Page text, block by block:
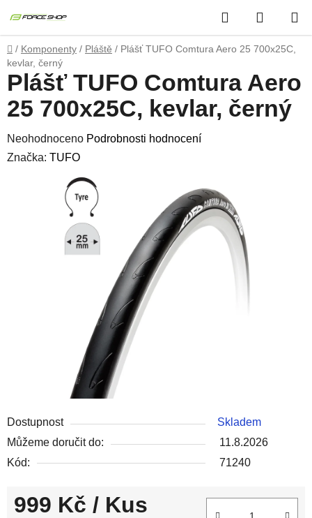
na
obsah
Hledat
KOŠÍK
Domů
/ Komponenty / Pláště / Plášť TUFO Comtura Aero 25 700x25C,
kevlar, černý
Dostupnost
Skladem
Můžeme doručit do:
11.8.2026
Kód:
71240
999 Kč / Kus
Plášť TUFO Comtura Aero
25 700x25C, kevlar, černý
Průměrné
hodnocení
Neohodnoceno Podrobnosti hodnocení
Značka: TUFO